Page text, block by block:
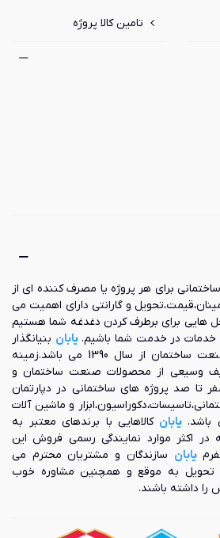
تامین کالا پروژه
برای هر پروژه یا مصرف کننده ای از
و گارانتی دارای اهمیت می
هایی برای برطرف کردن دغدغه شما هستیم
و خدمات در خدمت شما باشیم.یابان بنیانگذار
بازار آنلاین محصولات صنعت ساختمان از سال 1390 می باشد.زمینه
وسیعی از محصولات صنعت ساختمان و
تا صد پروژه های ساختمانی در دپارتمان
و ماشین آلات
باشد.یابان کالاهایی با برندهای معتبر به
در اکثر موارد نمایندگی رسمی فروش این
یابان سازندگان و مشتریان محترم می
تحویل به موقع و همچنین مشاوره خوب
داشته باشند.